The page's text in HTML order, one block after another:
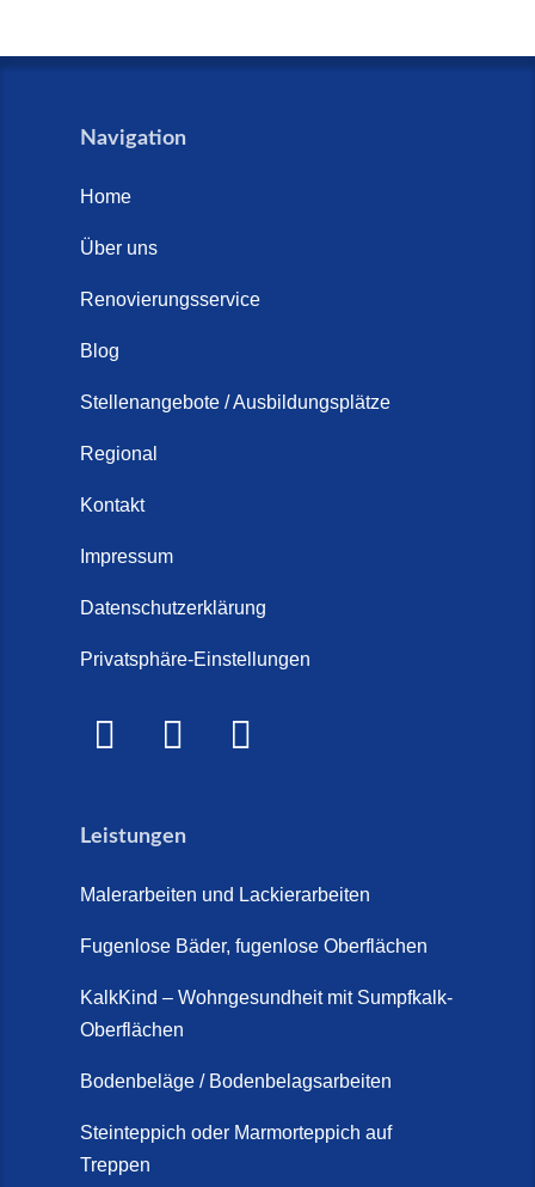
Navigation
Home
Über uns
Renovierungsservice
Blog
Stellenangebote / Ausbildungsplätze
Regional
Kontakt
Impressum
Datenschutzerklärung
Privatsphäre-Einstellungen
Leistungen
Malerarbeiten und Lackierarbeiten
Fugenlose Bäder, fugenlose Oberflächen
KalkKind – Wohngesundheit mit Sumpfkalk-
Oberflächen
Bodenbeläge / Bodenbelagsarbeiten
Steinteppich oder Marmorteppich auf
Treppen